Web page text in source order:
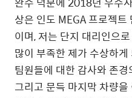
상은 인도 MEGA 프로젝
이며, 저는 단지 대리인으
많이 부족한 제가 수상하
팀원들에 대한 감사와 존
그리고 문득 마지막 차량